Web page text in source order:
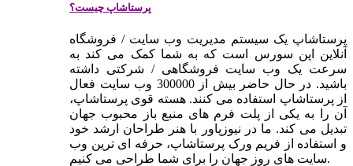
پرستاشاپ چیست؟
پرستاشاپ یک سیستم مدیریت وب سایت / فروشگاه
آنلاین اپن سورس است که به شما کمک می کند به
سرعت یک وب سایت فروشگاهی / شرکتی داشته
باشید. در حال حاضر بیش از 300000 وب سایت فعال
از پرستاشاپ استفاده می کنند. هسته قوی پرستاشاپ،
آن را به یکی از پلت فرم های منبع باز محبوب جهان
تبدیل می کند. ما در نیوزپاور با هنر طراحان ارشد خود
و استفاده از فریم ورک پرستاشاپ، حرفه ای ترین وب
سایت های روز جهان را برای شما طراحی می کنیم.